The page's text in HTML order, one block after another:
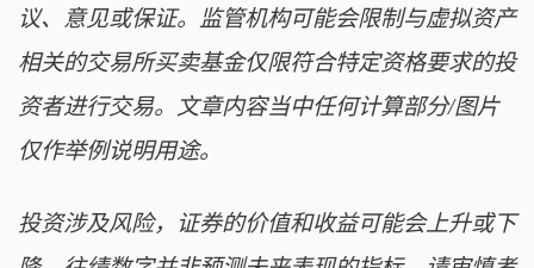
议、意见或保证。监管机构可能会限制与虚拟资产
相关的交易所买卖基金仅限符合特定资格要求的投
资者进行交易。文章内容当中任何计算部分/图片
仅作举例说明用途。
投资涉及风险，证券的价值和收益可能会上升或下